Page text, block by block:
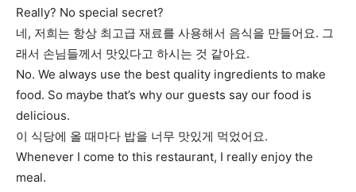
Really? No special secret?
네, 저희는 항상 최고급 재료를 사용해서 음식을 만들어요. 그
래서 손님들께서 맛있다고 하시는 것 같아요.
No. We always use the best quality ingredients to make
food. So maybe that’s why our guests say our food is
delicious.
이 식당에 올 때마다 밥을 너무 맛있게 먹었어요.
Whenever I come to this restaurant, I really enjoy the
meal.